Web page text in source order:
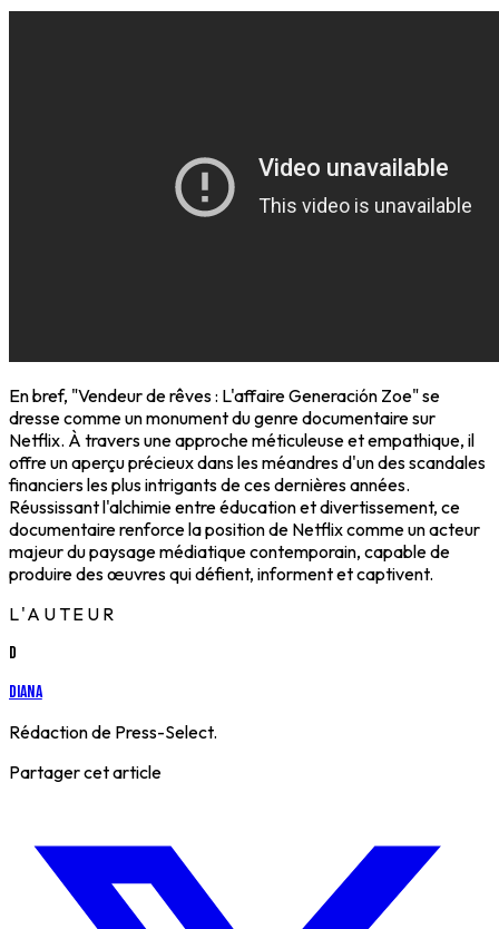
En bref, "Vendeur de rêves : L'affaire Generación Zoe" se
dresse comme un monument du genre documentaire sur
Netflix. À travers une approche méticuleuse et empathique, il
offre un aperçu précieux dans les méandres d'un des scandales
financiers les plus intrigants de ces dernières années.
Réussissant l'alchimie entre éducation et divertissement, ce
documentaire renforce la position de Netflix comme un acteur
majeur du paysage médiatique contemporain, capable de
produire des œuvres qui défient, informent et captivent.
L'AUTEUR
D
Diana
Rédaction de Press-Select.
Partager cet article